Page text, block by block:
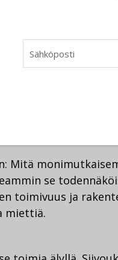
käyttämä data
Mikäli älykotisi
että et jää
kertoa asunnon
Mitä
se
toimivuus ja
miettiä.